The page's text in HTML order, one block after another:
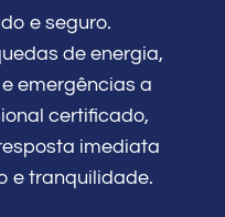
e seguro.
de energia,
emergências a
certificado,
imediata
e tranquilidade.